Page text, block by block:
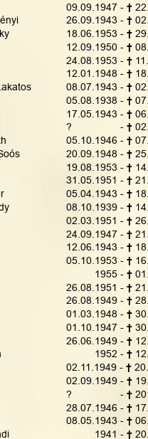
09.09.1947 - †
26.09.1943 - †
18.06.1953 - †
12.09.1950 - †
24.08.1953 - †
12.01.1948 - †
08.07.1943 - †
05.08.1938 - †
17.05.1943 - †
?                 - †
05.10.1946 - †
20.09.1948 - †
19.08.1953 - †
31.05.1951 - †
05.04.1943 - †
08.10.1939 - †
02.03.1951 - †
24.09.1947 - †
12.06.1943 - †
05.10.1953 - †
          1955 -
†
26.08.1951 - †
26.08.1949 - †
01.03.1948 - †
01.10.1947 - †
26.06.1949 - †
          1952 -
†
02.11.1949 - †
02.09.1949 - †
?                 - †
28.07.1946 - †
08.05.1943 - †
          1941 -
†